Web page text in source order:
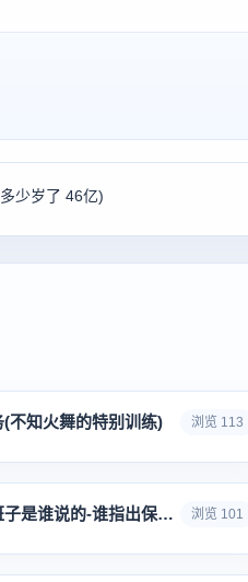
少岁了 46亿)
不知火舞的特别训练) 浏览 113
保密委员会要搞个班子是谁说的-谁指出保密委员会要搞几个班子 浏览 101